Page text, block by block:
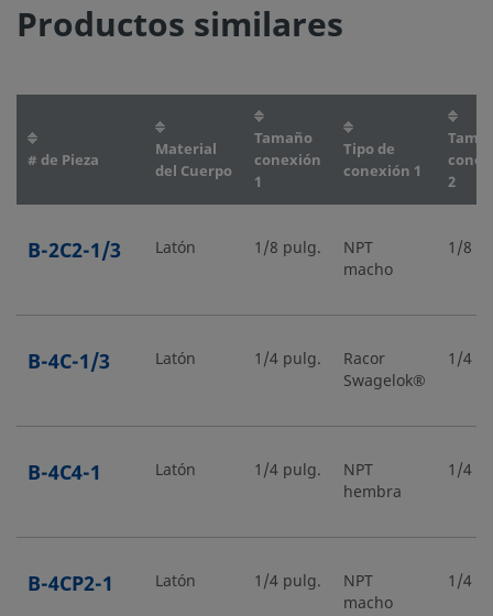
Productos similares
# de Pieza
Material
del Cuerpo
Tamaño
conexión
1
Tipo de
conexión 1
2
B-2C2-1/3 Latón 1/8 pulg.
NPT
macho
1/8
B-4C-1/3 Latón 1/4 pulg.
Racor
Swagelok®
1/4
B-4C4-1 Latón 1/4 pulg.
NPT
hembra
1/4
B-4CP2-1 Latón 1/4 pulg.
NPT
macho
1/4